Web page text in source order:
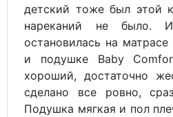
детский тоже был этой
нареканий не было.
остановилась на
и подушке Baby
хороший, достаточно
сделано все ровно,
Подушка мягкая и пол